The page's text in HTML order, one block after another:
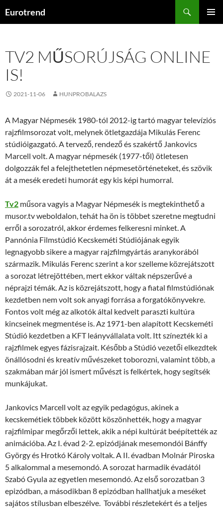
Eurotrend
TV2 MŰSORÚJSÁG ONLINE
IS!
2021-11-06 HUNPROBALAZS
A Magyar Népmesék 1980-tól 2012-ig tartó magyar televíziós
rajzfilmsorozat volt, melynek ötletgazdája Mikulás Ferenc
stúdióigazgató. A tervező, rendező és szakértő Jankovics
Marcell volt. A magyar népmesék (1977-től) ötletesen
dolgozzák fel a felejthetetlen népmesetörténeteket, és szövik
át a mesék eredeti humorát egy kis képi humorral.
Tv2 műsora vagyis a Magyar Népmesék is megtekinthető a
musor.tv weboldalon, tehát ha ön is többet szeretne megtudni
erről a sorozatról, akkor érdemes felkeresni minket. A
Pannónia Filmstúdió Kecskeméti Stúdiójának egyik
legnagyobb sikere a magyar rajzfilmgyártás aranykorából
származik. Mikulás Ferenc szerint a kor szelleme közrejátszott
a sorozat létrejöttében, mert ekkor váltak népszerűvé a
néprajzi témák. Az is közrejátszott, hogy a fiatal filmstúdiónak
kezdetben nem volt sok anyagi forrása a forgatókönyvekre.
Fontos volt még az alkotók által kedvelt paraszti kultúra
kincseinek megmentése is. Az 1971-ben alapított Kecskeméti
Stúdió kezdetben a KFT leányvállalata volt. Itt színezték ki a
rajzfilmek egyes fázisrajzait. Később a Stúdió vezetői elkezdtek
önállósodni és kreatív művészeket toborozni, valamint több, a
szakmában már jól ismert művészt is felkértek, hogy segítsék
munkájukat.
Jankovics Marcell volt az egyik pedagógus, akinek a
kecskemétiek többek között köszönhették, hogy a magyar
rajzfilmipar megőrzői lettek, akik a népi kultúrát beépítették az
animációba. Az I. évad 2-2. epizódjának mesemondói Bánffy
György és Hrotkó Károly voltak. A II. évadban Molnár Piroska
5 alkalommal a mesemondó. A sorozat harmadik évadától
Szabó Gyula az egyetlen mesemondó. Az első sorozatban 3
epizódban, a másodikban 8 epizódban hallhatjuk a meséket
sajátos stílusban elbeszélve. További részletekért és a teljes